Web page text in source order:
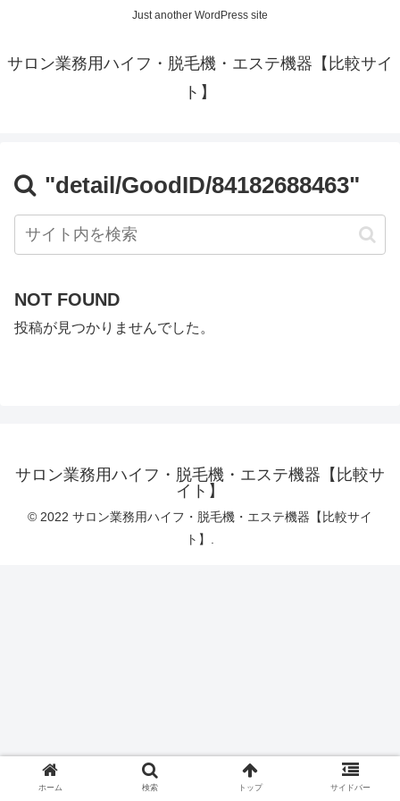
Just another WordPress site
サロン業務用ハイフ・脱毛機・エステ機器【比較サイ
ト】
"detail/GoodID/84182688463"
NOT FOUND
投稿が見つかりませんでした。
サロン業務用ハイフ・脱毛機・エステ機器【比較サ
イト】
© 2022 サロン業務用ハイフ・脱毛機・エステ機器【比較サイ
ト】.
ホーム 検索 トップ サイドバー